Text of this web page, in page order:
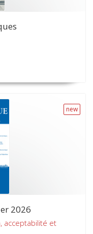
new
2026
acceptabilité et